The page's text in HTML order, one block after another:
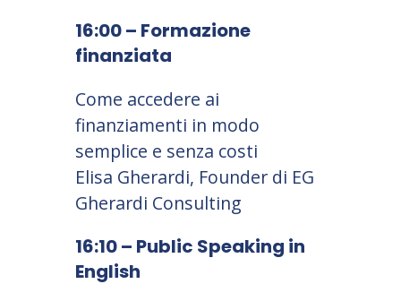
16:00 – Formazione
finanziata
Come accedere ai
finanziamenti in modo
semplice e senza costi
Elisa Gherardi, Founder di EG
Gherardi Consulting
16:10 – Public Speaking in
English